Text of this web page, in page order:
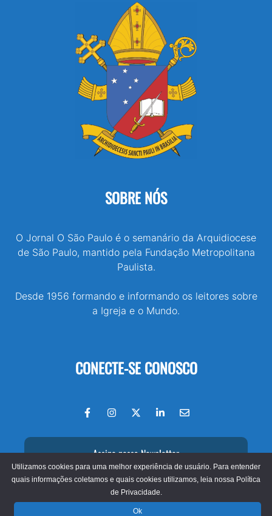
SOBRE NÓS
O Jornal O São Paulo é o semanário da Arquidiocese
de São Paulo, mantido pela Fundação Metropolitana
Paulista.
Desde 1956 formando e informando os leitores sobre
a Igreja e o Mundo.
CONECTE-SE CONOSCO
Assine nossa Newsletter
© 2026 - Jornal O São Paulo
Fundação Metropolitana Paulista
Ok
Utilizamos cookies para uma melhor experiência de usuário. Para entender
quais informações coletamos e quais cookies utilizamos, leia nossa Política
de Privacidade.